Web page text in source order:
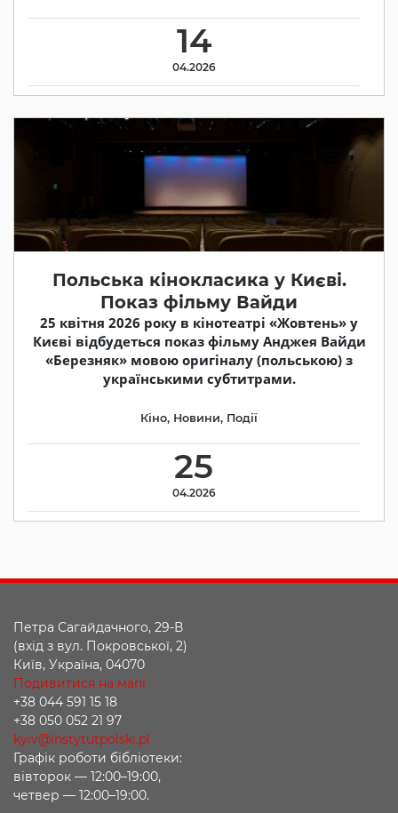
14
04.2026
Польська кінокласика у Києві.
Показ фільму Вайди
25 квітня 2026 року в кінотеатрі «Жовтень» у
Києві відбудеться показ фільму Анджея Вайди
«Березняк» мовою оригіналу (польською) з
українськими субтитрами.
25
04.2026
Кіно, Новини, Події
Петра Сагайдачного, 29-В
(вхід з вул. Покровської, 2)
Київ, Україна, 04070
Подивитися на мапі
+38 044 591 15 18
+38 050 052 21 97
kyiv@instytutpolski.pl
Графік роботи бібліотеки:
вівторок — 12:00–19:00,
четвер — 12:00–19:00.